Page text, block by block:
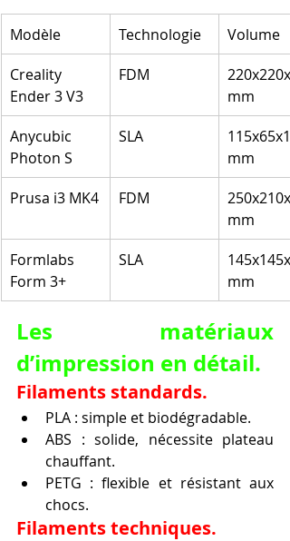
Modèle Technologie
Volume
Creality
Ender 3 V3
FDM
mm
Anycubic
Photon S
SLA
mm
Prusa i3 MK4
FDM
mm
Formlabs
Form 3+
SLA
mm
Les matériaux
d’impression en détail.
Filaments standards.
PLA : simple et biodégradable.
ABS : solide, nécessite plateau
chauffant.
PETG : flexible et résistant aux
chocs.
Filaments techniques.